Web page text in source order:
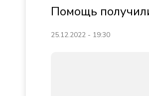
Помощь
25.12.2022 - 19:30